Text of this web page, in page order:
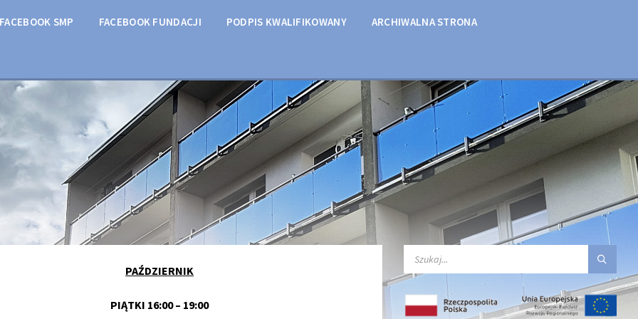
FACEBOOK SMP FACEBOOK FUNDACJI PODPIS KWALIFIKOWANY ARCHIWALNA STRONA
PAŹDZIERNIK
PIĄTKI 16:00 – 19:00